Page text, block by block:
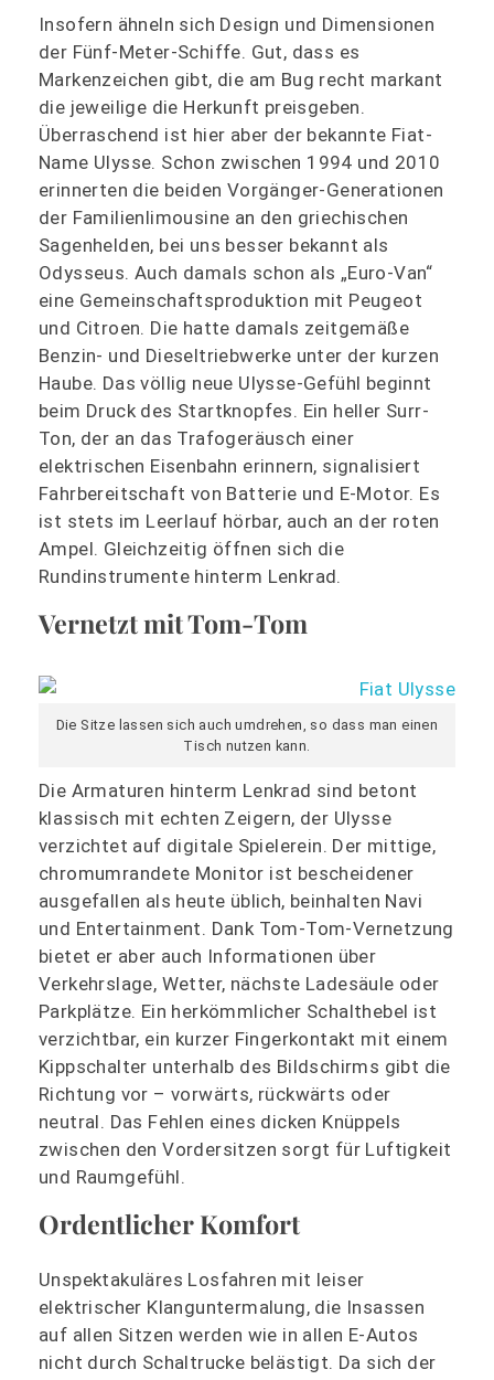
Insofern ähneln sich Design und Dimensionen
der Fünf-Meter-Schiffe. Gut, dass es
Markenzeichen gibt, die am Bug recht markant
die jeweilige die Herkunft preisgeben.
Überraschend ist hier aber der bekannte Fiat-
Name Ulysse. Schon zwischen 1994 und 2010
erinnerten die beiden Vorgänger-Generationen
der Familienlimousine an den griechischen
Sagenhelden, bei uns besser bekannt als
Odysseus. Auch damals schon als „Euro-Van“
eine Gemeinschaftsproduktion mit Peugeot
und Citroen. Die hatte damals zeitgemäße
Benzin- und Dieseltriebwerke unter der kurzen
Haube. Das völlig neue Ulysse-Gefühl beginnt
beim Druck des Startknopfes. Ein heller Surr-
Ton, der an das Trafogeräusch einer
elektrischen Eisenbahn erinnern, signalisiert
Fahrbereitschaft von Batterie und E-Motor. Es
ist stets im Leerlauf hörbar, auch an der roten
Ampel. Gleichzeitig öffnen sich die
Rundinstrumente hinterm Lenkrad.
Vernetzt mit Tom-Tom
Die Sitze lassen sich auch umdrehen, so dass man einen
Tisch nutzen kann.
Die Armaturen hinterm Lenkrad sind betont
klassisch mit echten Zeigern, der Ulysse
verzichtet auf digitale Spielerein. Der mittige,
chromumrandete Monitor ist bescheidener
ausgefallen als heute üblich, beinhalten Navi
und Entertainment. Dank Tom-Tom-Vernetzung
bietet er aber auch Informationen über
Verkehrslage, Wetter, nächste Ladesäule oder
Parkplätze. Ein herkömmlicher Schalthebel ist
verzichtbar, ein kurzer Fingerkontakt mit einem
Kippschalter unterhalb des Bildschirms gibt die
Richtung vor – vorwärts, rückwärts oder
neutral. Das Fehlen eines dicken Knüppels
zwischen den Vordersitzen sorgt für Luftigkeit
und Raumgefühl.
Ordentlicher Komfort
Unspektakuläres Losfahren mit leiser
elektrischer Klanguntermalung, die Insassen
auf allen Sitzen werden wie in allen E-Autos
nicht durch Schaltrucke belästigt. Da sich der